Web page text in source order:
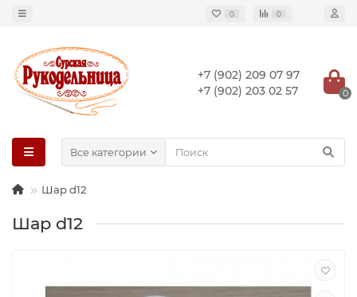
0 0
+7 (902) 209 07 97
+7 (902) 203 02 57
0
Все категории
Шар d12
Шар d12